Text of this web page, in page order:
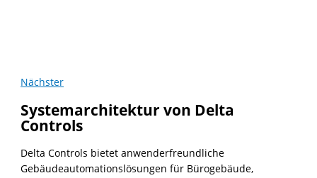
Nächster
Systemarchitektur von Delta
Controls
Delta Controls bietet anwenderfreundliche
Gebäudeautomationslösungen für Bürogebäude,